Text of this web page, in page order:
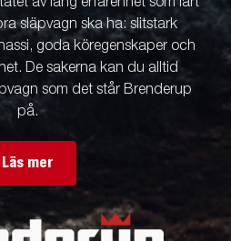
släpvagn ska ha: slitstark
goda köregenskaper och
De sakerna kan du alltid
som det står Brenderup
på.
Läs mer